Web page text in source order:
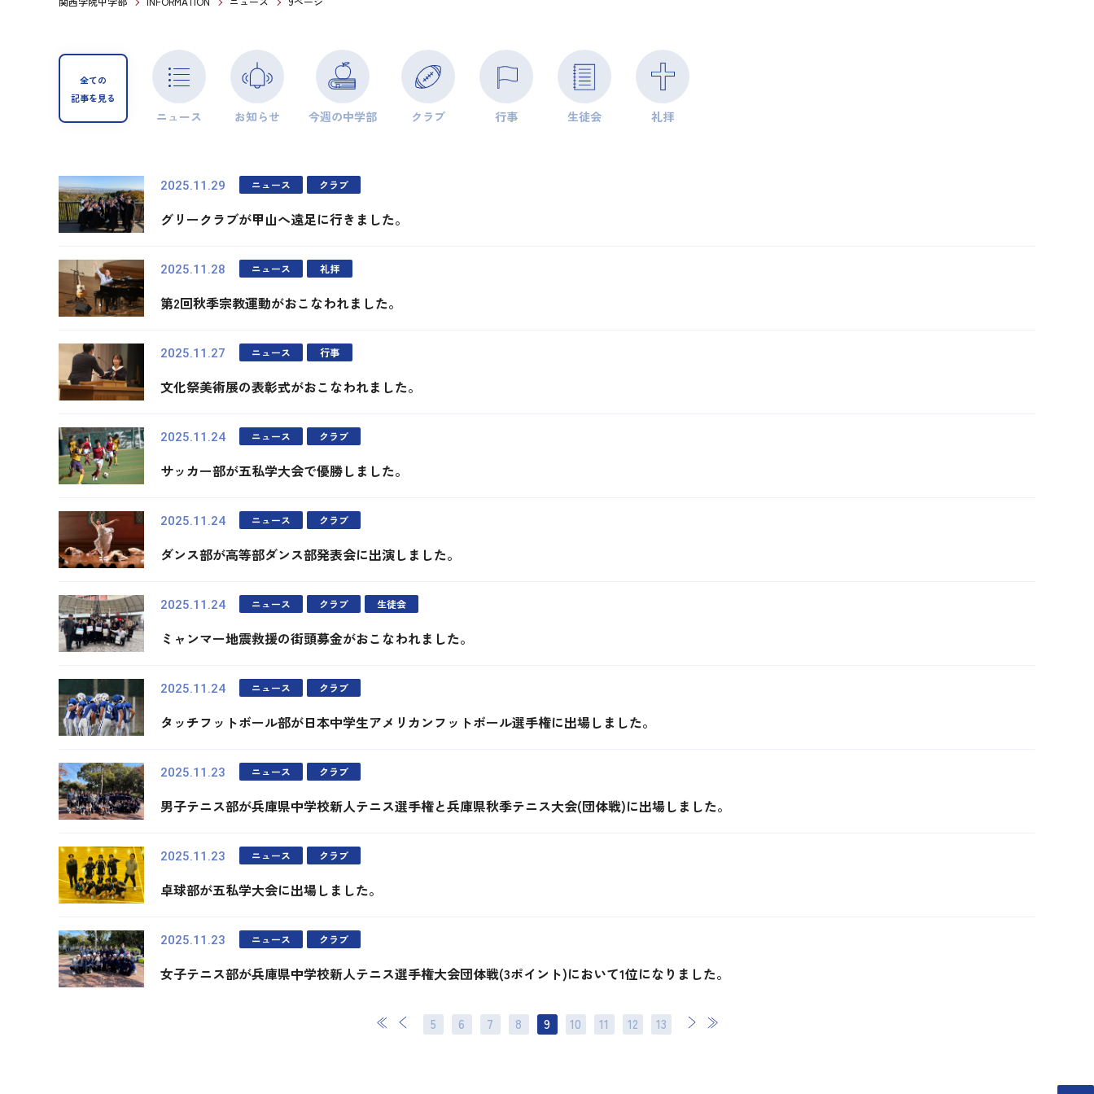
全ての
記事を見る
ニュース お知らせ 今週の中学部 クラブ 行事 生徒会 礼拝
2025.11.29 ニュース クラブ
グリークラブが甲山へ遠足に行きました。
2025.11.28 ニュース 礼拝
第2回秋季宗教運動がおこなわれました。
2025.11.27 ニュース 行事
文化祭美術展の表彰式がおこなわれました。
2025.11.24 ニュース クラブ
サッカー部が五私学大会で優勝しました。
2025.11.24 ニュース クラブ
ダンス部が高等部ダンス部発表会に出演しました。
2025.11.24 ニュース クラブ 生徒会
ミャンマー地震救援の街頭募金がおこなわれました。
2025.11.24 ニュース クラブ
タッチフットボール部が日本中学生アメリカンフットボール選手権に出場しました。
2025.11.23 ニュース クラブ
男子テニス部が兵庫県中学校新人テニス選手権と兵庫県秋季テニス大会(団体戦)に出場しました。
2025.11.23 ニュース クラブ
卓球部が五私学大会に出場しました。
2025.11.23 ニュース クラブ
女子テニス部が兵庫県中学校新人テニス選手権大会団体戦(3ポイント)において1位になりました。
5 6 7 8 9 10 11 12 13
次 最後